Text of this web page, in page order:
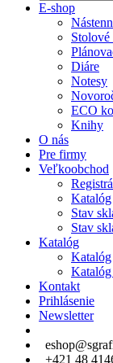
E-shop
Stolové
Diáre
Notesy
ECO
Knihy
O nás
Pre firmy
Veľkoobchod
Katalóg
Stav
Stav
Katalóg
Katalóg
Kontakt
Prihlásenie
Newsletter
+421 48